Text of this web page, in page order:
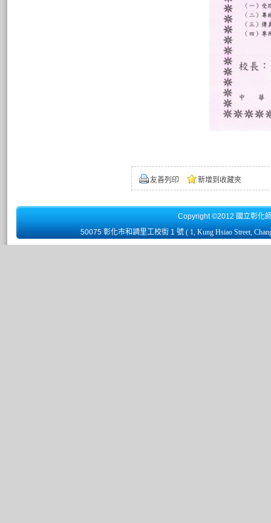
友善列印 新增到收藏夾
Copyright ©2012 國立彰化
50075 彰化市和調里工校街 1 號 ( 1, Kung Hsiao Street,